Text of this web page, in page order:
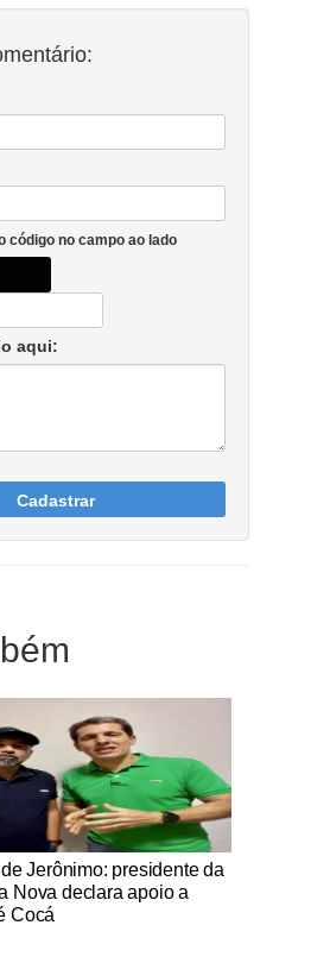
código no campo ao lado
aqui:
Cadastrar
Jerônimo: presidente da
Nova declara apoio a
Cocá